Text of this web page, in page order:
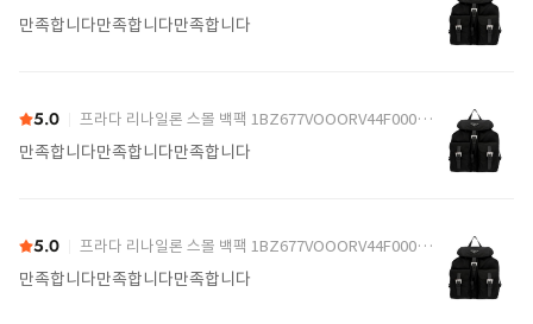
만족합니다만족합니다만족합니다
5.0 프라다 리나일론 스몰 백팩 1BZ677VOOORV44F0002 Black
만족합니다만족합니다만족합니다
5.0 프라다 리나일론 스몰 백팩 1BZ677VOOORV44F0002 Black
만족합니다만족합니다만족합니다